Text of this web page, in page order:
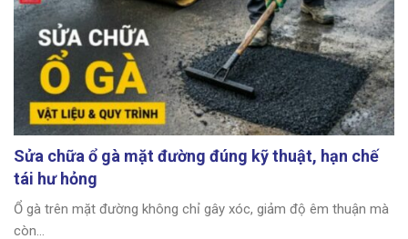
Sửa chữa ổ gà mặt đường đúng kỹ thuật, hạn chế
tái hư hỏng
Ổ gà trên mặt đường không chỉ gây xóc, giảm độ êm thuận mà
còn...